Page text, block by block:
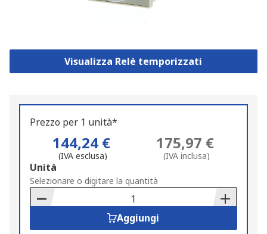
Visualizza Relè temporizzati
Prezzo per 1 unità*
144,24 €
(IVA esclusa)
175,97 €
(IVA inclusa)
Add
to
Basket
Unità
Selezionare o digitare la quantità
Aggiungi